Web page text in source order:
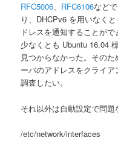
RFC5006、 RFC6106など
り、DHCPv6 を用いなく
ドレスを通知することがで
少なくとも Ubuntu 16.04
見つからなかった。その
ーバのアドレスをクライ
調査したい。
それ以外は自動設定で問題
/etc/network/interfaces